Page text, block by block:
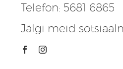
Telefon: 5681 6865
Jälgi meid